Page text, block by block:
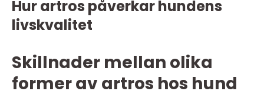
Hur artros påverkar hundens
livskvalitet
Skillnader mellan olika
former av artros hos hund